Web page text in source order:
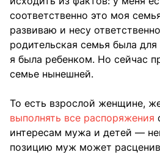
соответственно это моя
развиваю и несу
родительская семья была для
я была ребенком. Но сейчас
семье нынешней.
То есть взрослой женщине,
выполнять все распоряжения
интересам мужа и детей —
позицию муж может